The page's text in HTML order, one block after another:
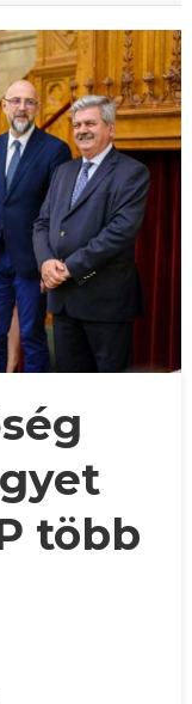
több